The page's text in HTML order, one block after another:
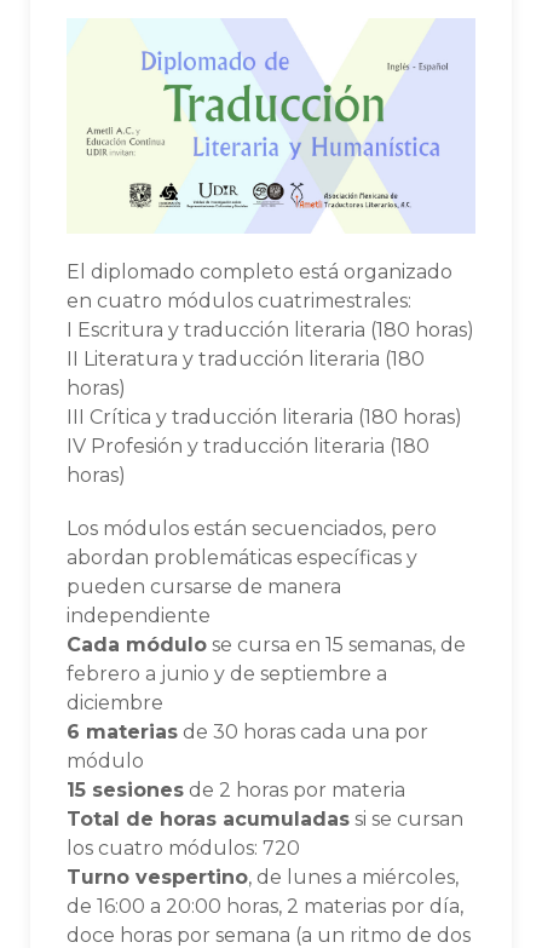
El diplomado completo está organizado
en cuatro módulos cuatrimestrales:
I Escritura y traducción literaria (180 horas)
II Literatura y traducción literaria (180
horas)
III Crítica y traducción literaria (180 horas)
IV Profesión y traducción literaria (180
horas)
Los módulos están secuenciados, pero
abordan problemáticas específicas y
pueden cursarse de manera
independiente
Cada módulo se cursa en 15 semanas, de
febrero a junio y de septiembre a
diciembre
6 materias de 30 horas cada una por
módulo
15 sesiones de 2 horas por materia
Total de horas acumuladas si se cursan
los cuatro módulos: 720
Turno vespertino, de lunes a miércoles,
de 16:00 a 20:00 horas, 2 materias por día,
doce horas por semana (a un ritmo de dos